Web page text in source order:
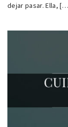
dejar pasar. Ella,